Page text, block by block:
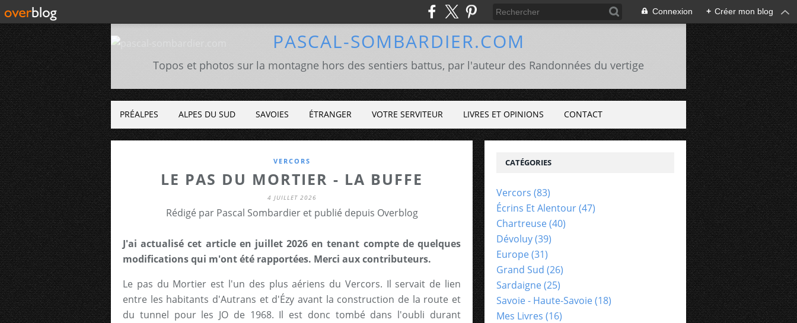
Connexion + Créer mon blog
PASCAL-SOMBARDIER.COM
Topos et photos sur la montagne hors des sentiers battus, par l'auteur des Randonnées du vertige
PRÉALPES ALPES DU SUD SAVOIES ÉTRANGER VOTRE SERVITEUR LIVRES ET OPINIONS CONTACT
VERCORS
LE PAS DU MORTIER - LA BUFFE
4 JUILLET 2026
Rédigé par Pascal Sombardier et publié depuis Overblog
J'ai actualisé cet article en juillet 2026 en tenant compte de quelques
modifications qui m'ont été rapportées. Merci aux contributeurs.
Le pas du Mortier est l'un des plus aériens du Vercors. Il servait de lien
entre les habitants d'Autrans et d'Ézy avant la construction de la route et
du tunnel pour les JO de 1968. Il est donc tombé dans l'oubli durant
CATÉGORIES
Vercors (83)
Écrins Et Alentour(47)
Chartreuse(40)
Dévoluy(39)
Europe(31)
Grand Sud (26)
Sardaigne(25)
Savoie - Haute-Savoie(18)
Mes Livres (16)